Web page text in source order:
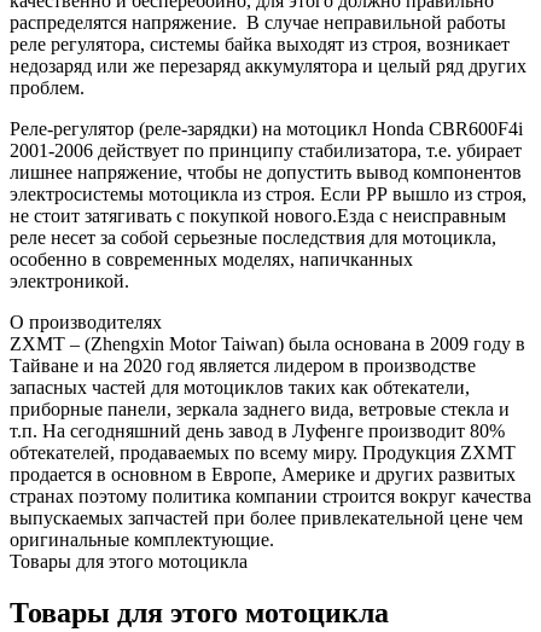
распределятся напряжение. В случае неправильной работы
реле регулятора, системы байка выходят из строя, возникает
недозаряд или же перезаряд аккумулятора и целый ряд других
проблем.
Реле-регулятор (реле-зарядки) на мотоцикл Honda CBR600F4i
2001-2006 действует по принципу стабилизатора, т.е. убирает
лишнее напряжение, чтобы не допустить вывод компонентов
электросистемы мотоцикла из строя. Если РР вышло из строя,
не стоит затягивать с покупкой нового.Езда с неисправным
реле несет за собой серьезные последствия для мотоцикла,
особенно в современных моделях, напичканных
электроникой.
О производителях
ZXMT – (Zhengxin Motor Taiwan) была основана в 2009 году в
Тайване и на 2020 год является лидером в производстве
запасных частей для мотоциклов таких как обтекатели,
приборные панели, зеркала заднего вида, ветровые стекла и
т.п. На сегодняшний день завод в Луфенге производит 80%
обтекателей, продаваемых по всему миру. Продукция ZXMT
продается в основном в Европе, Америке и других развитых
странах поэтому политика компании строится вокруг качества
выпускаемых запчастей при более привлекательной цене чем
оригинальные комплектующие.
Товары для этого мотоцикла
Товары для этого мотоцикла